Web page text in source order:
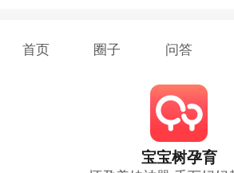
首页 圈子 问答
宝宝树孕育